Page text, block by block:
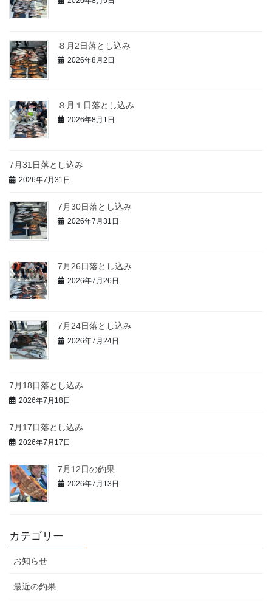
８月2日落とし込み
2026年8月2日
８月１日落とし込み
2026年8月1日
7月31日落とし込み
2026年7月31日
7月30日落とし込み
2026年7月31日
7月26日落とし込み
2026年7月26日
7月24日落とし込み
2026年7月24日
7月18日落とし込み
2026年7月18日
7月17日落とし込み
2026年7月17日
7月12日の釣果
2026年7月13日
カテゴリー
お知らせ
最近の釣果